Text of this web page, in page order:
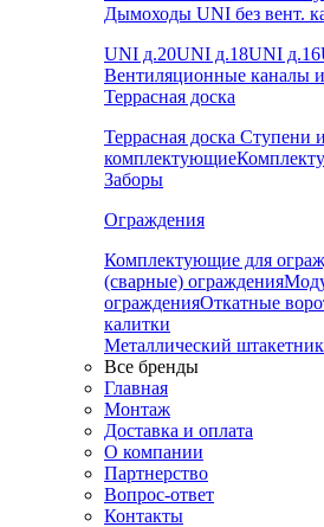
Дымоходы UNI без вент.
UNI д.20UNI д.18UNI д.16
Вентиляционные каналы
Террасная доска
Террасная доска Ступени и
комплектующие
Заборы
Ограждения
Комплектующие для
(сварные) ограждения
огражденияОткатные
калитки
Металлический штакетник
Все бренды
Главная
Монтаж
Доставка и оплата
О компании
Партнерство
Вопрос-ответ
Контакты